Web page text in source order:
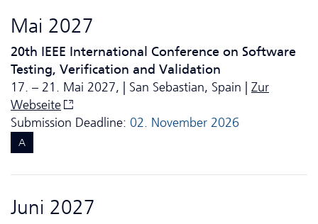
Mai 2027
20th IEEE International Conference on Software
Testing, Verification and Validation
17. – 21. Mai 2027, | San Sebastian, Spain | Zur
Webseite
Submission Deadline: 02. November 2026
A
Juni 2027